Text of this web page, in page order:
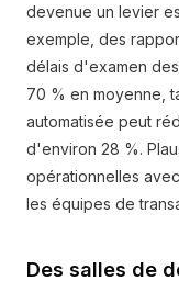
devenue un levier
exemple, des
délais d'examen
70 % en moyenne,
automatisée peut
d'environ 28 %.
opérationnelles
les équipes de
Des salles de